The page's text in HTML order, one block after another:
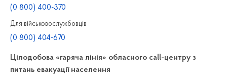
(0 800) 400-370
Для військовослужбовців
(0 800) 404-670
Цілодобова «гаряча лінія» обласного call-центру з
питань евакуації населення